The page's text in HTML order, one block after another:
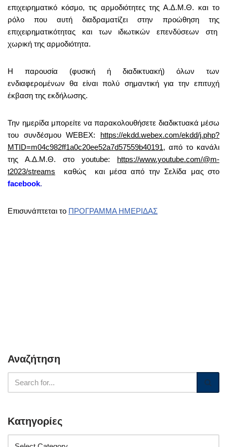
επιχειρηματικό κόσμο, τις αρμοδιότητες της Α.Δ.Μ.Θ. και το
ρόλο που αυτή διαδραματίζει στην προώθηση της
επιχειρηματικότητας και των ιδιωτικών επενδύσεων στη
χωρική της αρμοδιότητα.
Η παρουσία (φυσική ή διαδικτυακή) όλων των
ενδιαφερομένων θα είναι πολύ σημαντική για την επιτυχή
έκβαση της εκδήλωσης.
Την ημερίδα μπορείτε να παρακολουθήσετε διαδικτυακά μέσω
του συνδέσμου WEBEX: https://ekdd.webex.com/ekdd/j.php?
MTID=m04c982ff1a0c20ee52a7d57559b40191, από το κανάλι
της Α.Δ.Μ.Θ. στο youtube: https://www.youtube.com/@m-
t2023/streams καθώς και μέσα από την Σελίδα μας στο
facebook.
Επισυνάπτεται το ΠΡΟΓΡΑΜΜΑ ΗΜΕΡΙΔΑΣ
Αναζήτηση
Κατηγορίες